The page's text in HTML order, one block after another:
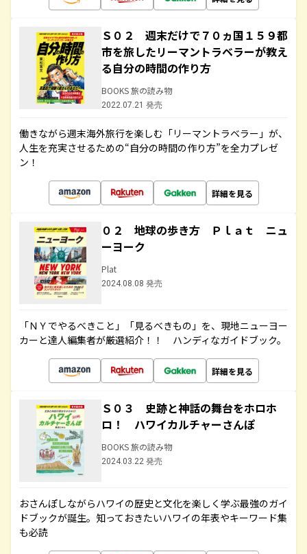
Ｓ０２ 週末だけで７０ヵ国１５９都
市を旅したリーマントラベラーが教え
る自分の時間の作り方
BOOKS 旅の読み物
2022.07.21 発売
働きながら週末海外旅行を楽しむ「リーマントラベラー」が、
人生を充実させるための“自分の時間の作り方”を全力プレゼ
ン！
詳細を見る
０２ 地球の歩き方 Ｐｌａｔ ニュ
ーヨーク
Plat
2024.08.08 発売
「ＮＹでやるべきこと」「見るべきもの」を、現地ニューヨー
カーと達人編集者が厳選紹介！！ ハンディなガイドブック。
詳細を見る
Ｓ０３ 史跡と神話の舞台をホロホ
ロ！ ハワイカルチャーさんぽ
BOOKS 旅の読み物
2024.03.22 発売
おさんぽしながらハワイの歴史と文化を楽しく学ぶ最強のガイ
ドブックが誕生。知っておきたいハワイの年表やキーワード集
も必読